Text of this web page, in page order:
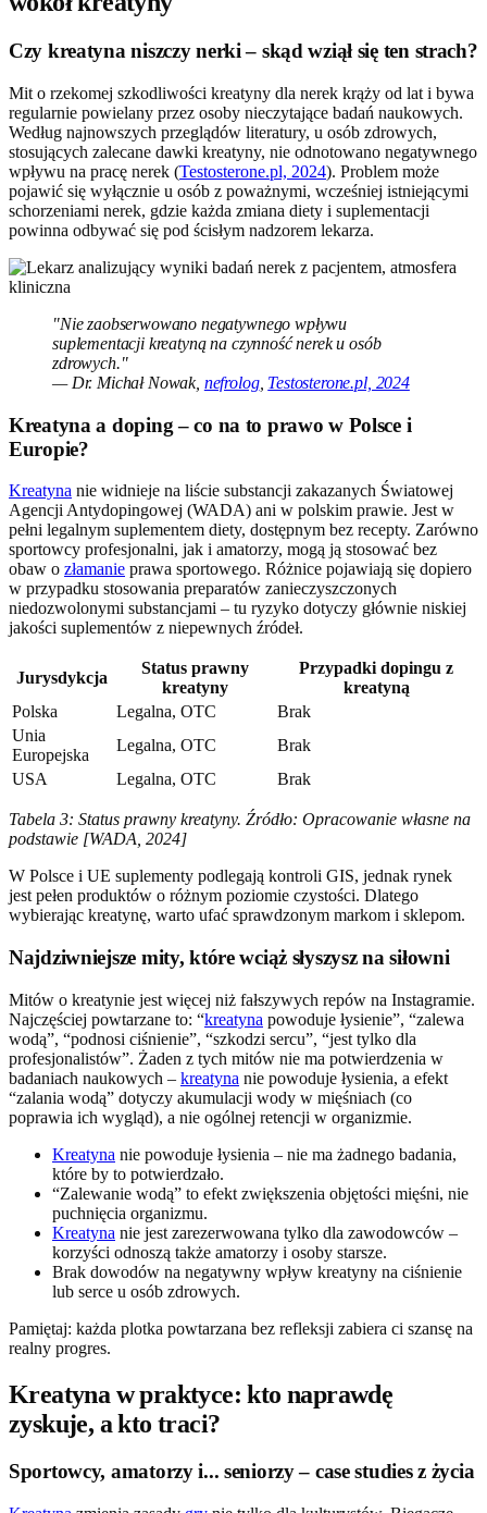
Czy kreatyna niszczy nerki – skąd wziął się ten strach?
Mit o rzekomej szkodliwości kreatyny dla nerek krąży od lat i bywa
regularnie powielany przez osoby nieczytające badań naukowych.
Według najnowszych przeglądów literatury, u osób zdrowych,
stosujących zalecane dawki kreatyny, nie odnotowano negatywnego
wpływu na pracę nerek (Testosterone.pl, 2024). Problem może
pojawić się wyłącznie u osób z poważnymi, wcześniej istniejącymi
schorzeniami nerek, gdzie każda zmiana diety i suplementacji
powinna odbywać się pod ścisłym nadzorem lekarza.
"Nie zaobserwowano negatywnego wpływu
suplementacji kreatyną na czynność nerek u osób
zdrowych."
— Dr. Michał Nowak, nefrolog, Testosterone.pl, 2024
Kreatyna a doping – co na to prawo w Polsce i
Europie?
Kreatyna nie widnieje na liście substancji zakazanych Światowej
Agencji Antydopingowej (WADA) ani w polskim prawie. Jest w
pełni legalnym suplementem diety, dostępnym bez recepty. Zarówno
sportowcy profesjonalni, jak i amatorzy, mogą ją stosować bez
obaw o złamanie prawa sportowego. Różnice pojawiają się dopiero
w przypadku stosowania preparatów zanieczyszczonych
niedozwolonymi substancjami – tu ryzyko dotyczy głównie niskiej
jakości suplementów z niepewnych źródeł.
Jurysdykcja
Status prawny
kreatyny
Przypadki dopingu z
kreatyną
Polska
Legalna, OTC
Brak
Unia
Europejska
Legalna, OTC
Brak
USA
Legalna, OTC Brak
Tabela 3: Status prawny kreatyny. Źródło: Opracowanie własne na
podstawie [WADA, 2024]
W Polsce i UE suplementy podlegają kontroli GIS, jednak rynek
jest pełen produktów o różnym poziomie czystości. Dlatego
wybierając kreatynę, warto ufać sprawdzonym markom i sklepom.
Najdziwniejsze mity, które wciąż słyszysz na siłowni
Mitów o kreatynie jest więcej niż fałszywych repów na Instagramie.
Najczęściej powtarzane to: “kreatyna powoduje łysienie”, “zalewa
wodą”, “podnosi ciśnienie”, “szkodzi sercu”, “jest tylko dla
profesjonalistów”. Żaden z tych mitów nie ma potwierdzenia w
badaniach naukowych – kreatyna nie powoduje łysienia, a efekt
“zalania wodą” dotyczy akumulacji wody w mięśniach (co
poprawia ich wygląd), a nie ogólnej retencji w organizmie.
Kreatyna nie powoduje łysienia – nie ma żadnego badania,
które by to potwierdzało.
“Zalewanie wodą” to efekt zwiększenia objętości mięśni, nie
puchnięcia organizmu.
Kreatyna nie jest zarezerwowana tylko dla zawodowców –
korzyści odnoszą także amatorzy i osoby starsze.
Brak dowodów na negatywny wpływ kreatyny na ciśnienie
lub serce u osób zdrowych.
Pamiętaj: każda plotka powtarzana bez refleksji zabiera ci szansę na
realny progres.
Kreatyna w praktyce: kto naprawdę
zyskuje, a kto traci?
Sportowcy, amatorzy i... seniorzy – case studies z życia